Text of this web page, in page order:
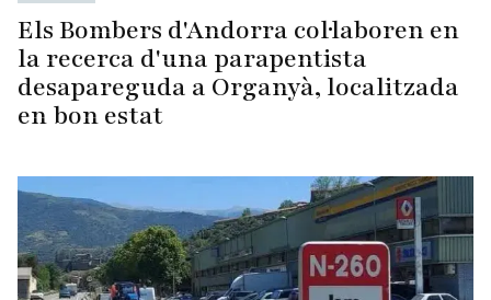
Els Bombers d'Andorra col·laboren en
la recerca d'una parapentista
desapareguda a Organyà, localitzada
en bon estat